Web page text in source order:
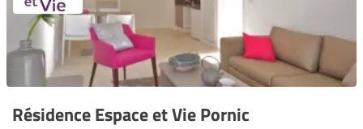
Résidence Espace et Vie Pornic